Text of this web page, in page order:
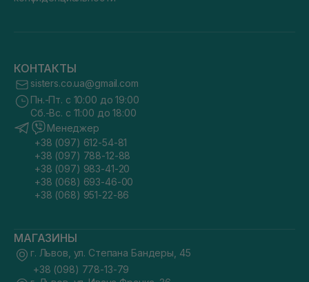
КОНТАКТЫ
sisters.co.ua@gmail.com
Пн.-Пт. с 10:00 до 19:00
Сб.-Вс. с 11:00 до 18:00
Менеджер
+38 (097) 612-54-81
+38 (097) 788-12-88
+38 (097) 983-41-20
+38 (068) 693-46-00
+38 (068) 951-22-86
МАГАЗИНЫ
г. Львов, ул. Степана Бандеры, 45
+38 (098) 778-13-79